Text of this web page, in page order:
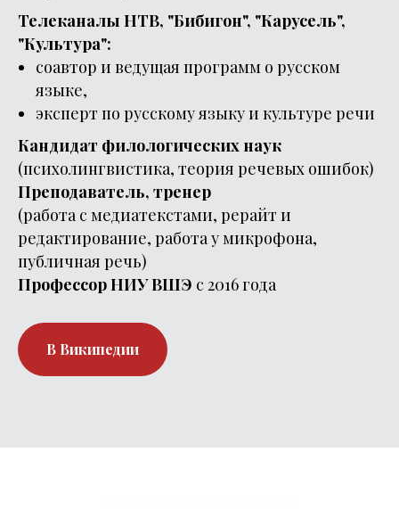
Телеканалы НТВ, "Бибигон", "Карусель",
"Культура":
соавтор и ведущая программ о русском
языке,
эксперт по русскому языку и культуре речи
Кандидат филологических наук
(психолингвистика, теория речевых ошибок)
Преподаватель, тренер
(работа с медиатекстами, рерайт и
редактирование, работа у микрофона,
публичная речь)
Профессор НИУ ВШЭ с 2016 года
В Википедии